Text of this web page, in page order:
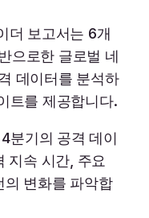
더 보고서는 6개
으로한 글로벌 네
데이터를 분석하
트를 제공합니다.
분기의 공격 데이
지속 시간, 주요
의 변화를 파악합